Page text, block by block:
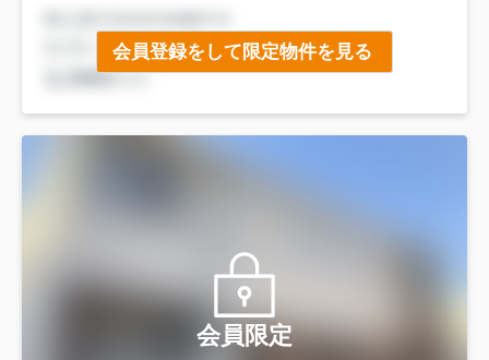
会員登録をして限定物件を見る
会員限定